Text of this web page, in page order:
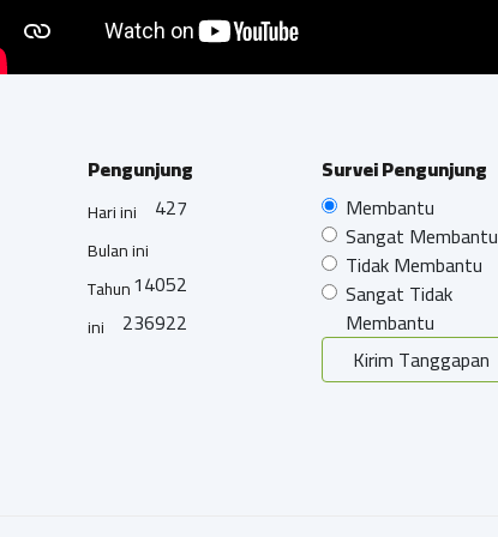
Pengunjung
Hari ini 427
Bulan ini
14052
Tahun
ini
236922
Survei Pengunjung
Membantu
Sangat Membantu
Tidak Membantu
Sangat Tidak
Membantu
Kirim Tanggapan